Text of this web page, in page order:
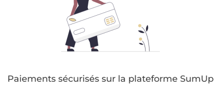
Paiements sécurisés sur la plateforme SumUp